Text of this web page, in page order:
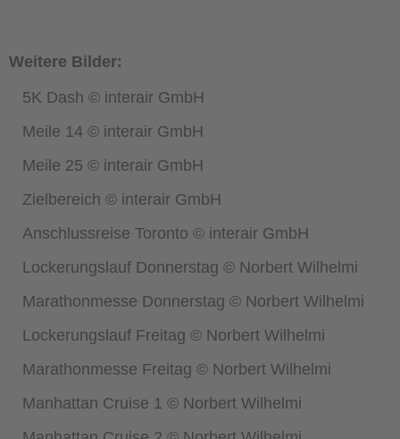
Weitere Bilder:
5K Dash © interair GmbH
Meile 14 © interair GmbH
Meile 25 © interair GmbH
Zielbereich © interair GmbH
Anschlussreise Toronto © interair GmbH
Lockerungslauf Donnerstag © Norbert Wilhelmi
Marathonmesse Donnerstag © Norbert Wilhelmi
Lockerungslauf Freitag © Norbert Wilhelmi
Marathonmesse Freitag © Norbert Wilhelmi
Manhattan Cruise 1 © Norbert Wilhelmi